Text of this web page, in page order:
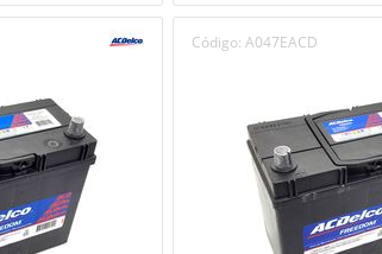
Código: A047EACD